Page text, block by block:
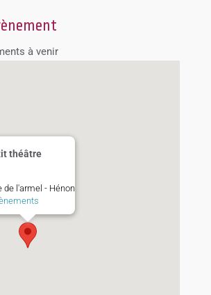
à venir
théâtre
de l'armel - Hénon